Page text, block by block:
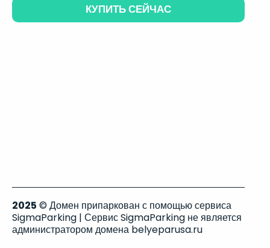
КУПИТЬ СЕЙЧАС
2025 © Домен припаркован с помощью сервиса
SigmaParking | Сервис SigmaParking не является
администратором домена belyeparusa.ru